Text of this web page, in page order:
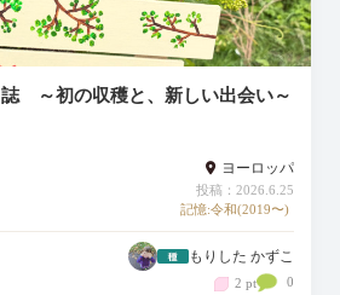
～初の収穫と、新しい出会い～
ヨーロッパ
投稿：2026.6.25
記憶:令和(2019〜)
もりした かずこ
2 pt 0